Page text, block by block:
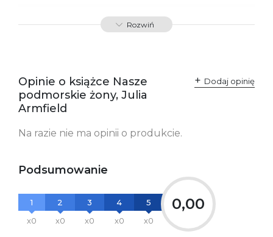
SKU: K800783
Rozwiń
Opinie o książce Nasze
podmorskie żony, Julia
Armfield
Dodaj opinię
Na razie nie ma opinii o produkcie.
Podsumowanie
1
x0
2
x0
3
x0
4
x0
5
x0
0,00